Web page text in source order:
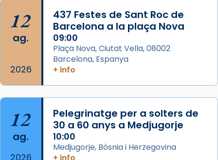
Arquebisbat de Barcelona
2 weeks ago
Memòria de les santes Juliana i
Semproniana, verges i màrtirs.
Acompanyant la història de sant Cugat, a
partir de l’Edat Mitjana sorgeix la tradició
que les santes Juliana (“relatiu a Júlia”) i
Semproniana (“relatiu a Semprònia =
eterna”) són deixebles seves. I l’any 1667, el
frare Joan Gaspar Roig, afirma en una obra
que les santes són filles de l’antiga Iluro.
Mataró en reivindicarà les relíquies fins que
12
ag.
2026
437 Festes de Sant Roc de
Barcelona a la plaça Nova
09:00
Plaça Nova, Ciutat Vella, 08002
Barcelona, Espanya
+ info
12
ag.
2026
Pelegrinatge per a solters de
30 a 60 anys a Medjugorje
10:00
Medjugorje, Bòsnia i Herzegovina
+ info